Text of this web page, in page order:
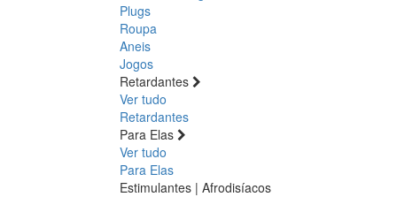
Plugs
Roupa
Aneis
Jogos
Retardantes
Ver tudo
Retardantes
Para Elas
Ver tudo
Para Elas
Estimulantes | Afrodisíacos